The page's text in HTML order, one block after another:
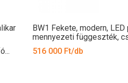
BW1 Fekete, modern,
mennyezeti függeszték,
516 000 Ft/db